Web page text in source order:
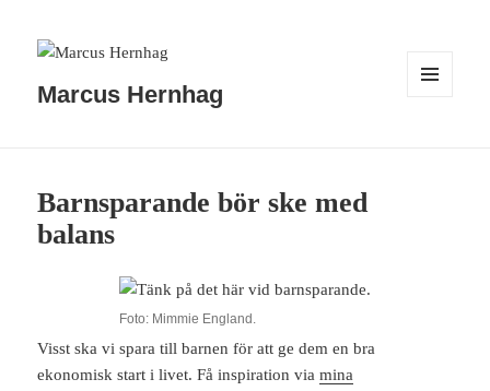
Marcus Hernhag
Barnsparande bör ske med
balans
Foto: Mimmie England.
Visst ska vi spara till barnen för att ge dem en bra
ekonomisk start i livet. Få inspiration viamina